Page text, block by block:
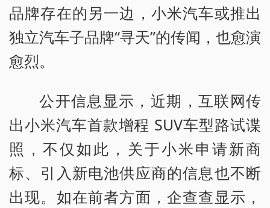
品牌存在的另一边，小米汽车或推出
独立汽车子品牌“寻天”的传闻，也愈演
愈烈。
公开信息显示，近期，互联网传
出小米汽车首款增程 SUV车型路试谍
照，不仅如此，关于小米申请新商
标、引入新电池供应商的信息也不断
出现。如在前者方面，企查查显示，